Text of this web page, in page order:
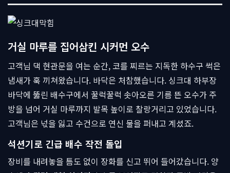
거실 마루를 집어삼킨 시커먼 오수
고객님 댁 현관문을 여는 순간, 코를 찌르는 지독한 하수구 썩은
냄새가 훅 끼쳐왔습니다. 바닥은 처참했습니다. 싱크대 하부장
바닥에 뚫린 배수구에서 꿀럭꿀럭 솟아오른 기름 뜬 오수가 주
방을 넘어 거실 마루까지 발목 높이로 찰랑거리고 있었습니다.
고객님은 넋을 잃고 수건으로 연신 물을 퍼내고 계셨죠.
석션기로 긴급 배수 작전 돌입
장비를 내려놓을 틈도 없이 장화를 신고 뛰어 들어갔습니다. 양